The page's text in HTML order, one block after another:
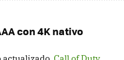
con 4K nativo